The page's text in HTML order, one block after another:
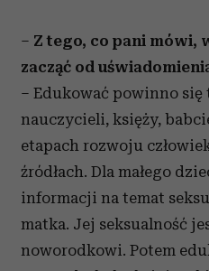
– Z tego, co pani mówi,
zacząć od
– Edukować powinno się
nauczycieli, księży,
etapach rozwoju
źródłach. Dla małego
informacji na temat
matka. Jej seksualność
noworodkowi. Potem